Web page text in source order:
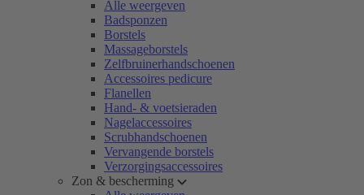
Alle weergeven
Badsponzen
Borstels
Massageborstels
Zelfbruinerhandschoenen
Accessoires pedicure
Flanellen
Hand- & voetsieraden
Nagelaccessoires
Scrubhandschoenen
Vervangende borstels
Verzorgingsaccessoires
Zon & bescherming